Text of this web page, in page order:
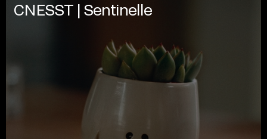
CNESST | Sentinelle